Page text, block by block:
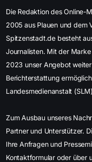
Die Redaktion des Online-
2005 aus Plauen und dem
Spitzenstadt.de besteht
Journalisten. Mit der
2023 unser Angebot
Berichterstattung
Landesmedienanstalt
Zum Ausbau unseres
Partner und Unterstützer.
Ihre Anfragen und
Kontaktformular oder über